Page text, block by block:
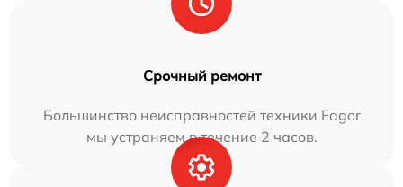
Срочный ремонт
Большинство неисправностей техники Fagor
мы устраняем в течение 2 часов.